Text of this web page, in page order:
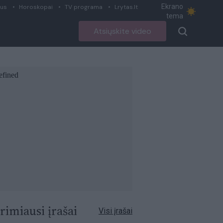
Horoskopai TV programa Lrytas.lt
Ekrano
tema
Atsiųskite video
įrašai Visi įrašai